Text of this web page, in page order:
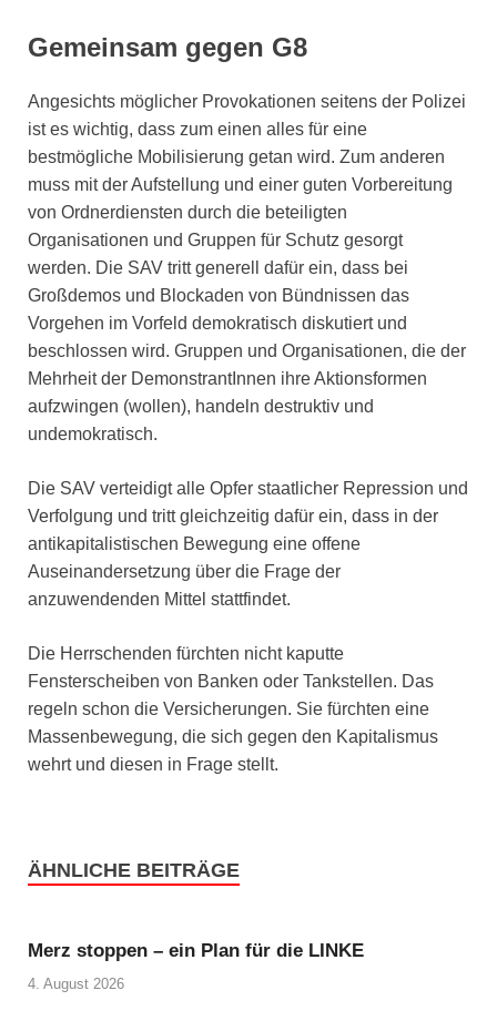
Gemeinsam gegen G8
Angesichts möglicher Provokationen seitens der Polizei
ist es wichtig, dass zum einen alles für eine
bestmögliche Mobilisierung getan wird. Zum anderen
muss mit der Aufstellung und einer guten Vorbereitung
von Ordnerdiensten durch die beteiligten
Organisationen und Gruppen für Schutz gesorgt
werden. Die SAV tritt generell dafür ein, dass bei
Großdemos und Blockaden von Bündnissen das
Vorgehen im Vorfeld demokratisch diskutiert und
beschlossen wird. Gruppen und Organisationen, die der
Mehrheit der DemonstrantInnen ihre Aktionsformen
aufzwingen (wollen), handeln destruktiv und
undemokratisch.
Die SAV verteidigt alle Opfer staatlicher Repression und
Verfolgung und tritt gleichzeitig dafür ein, dass in der
antikapitalistischen Bewegung eine offene
Auseinandersetzung über die Frage der
anzuwendenden Mittel stattfindet.
Die Herrschenden fürchten nicht kaputte
Fensterscheiben von Banken oder Tankstellen. Das
regeln schon die Versicherungen. Sie fürchten eine
Massenbewegung, die sich gegen den Kapitalismus
wehrt und diesen in Frage stellt.
ÄHNLICHE BEITRÄGE
Merz stoppen – ein Plan für die LINKE
4. August 2026